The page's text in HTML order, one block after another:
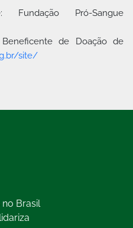
Fundação Pró-Sangue
de Doação de
site/
no Brasil